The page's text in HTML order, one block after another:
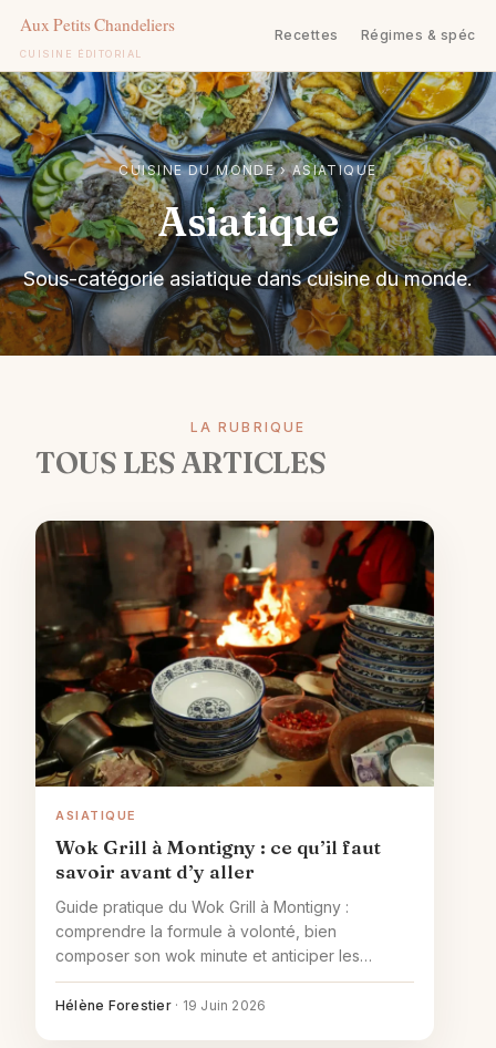
CUISINE ÉDITORIAL
Recettes Régimes &
Aller
au
contenu
CUISINE DU MONDE › ASIATIQUE
Asiatique
Sous-catégorie asiatique dans cuisine du monde.
LA RUBRIQUE
TOUS LES ARTICLES
ASIATIQUE
Wok Grill à Montigny : ce qu’il faut
savoir avant d’y aller
Guide pratique du Wok Grill à Montigny :
comprendre la formule à volonté, bien
composer son wok minute et anticiper les
bonnes questions avant de réserver.
Hélène Forestier · 19 Juin 2026